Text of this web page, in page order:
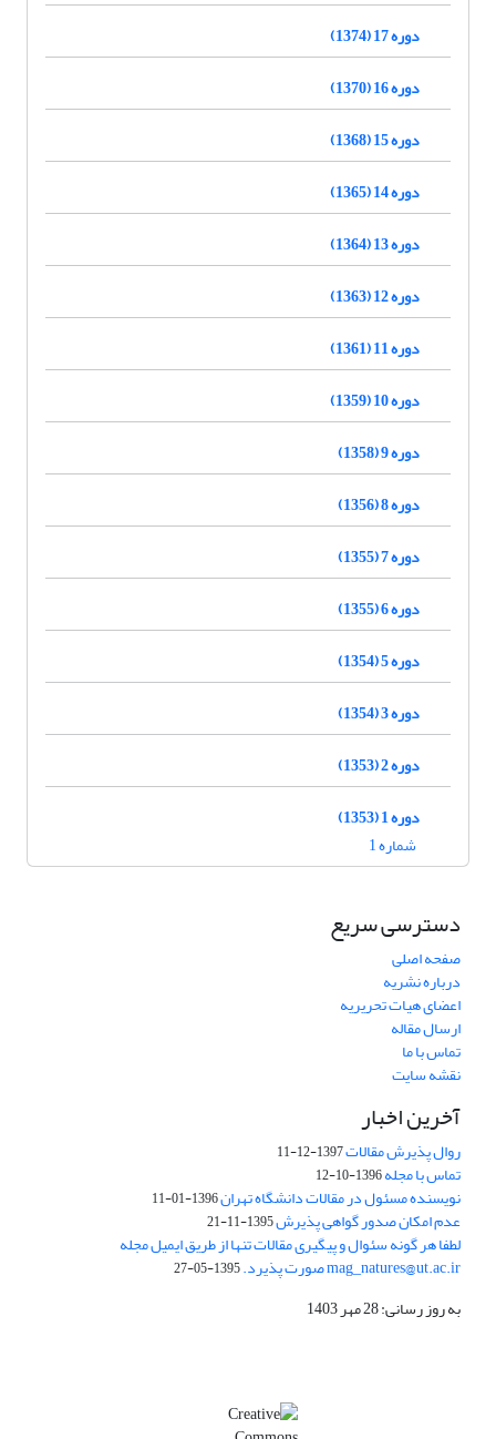
دوره 17 (1374)
دوره 16 (1370)
دوره 15 (1368)
دوره 14 (1365)
دوره 13 (1364)
دوره 12 (1363)
دوره 11 (1361)
دوره 10 (1359)
دوره 9 (1358)
دوره 8 (1356)
دوره 7 (1355)
دوره 6 (1355)
دوره 5 (1354)
دوره 3 (1354)
دوره 2 (1353)
دوره 1 (1353)
شماره 1
دسترسی سریع
صفحه اصلی
درباره نشریه
اعضای هیات تحریریه
ارسال مقاله
تماس با ما
نقشه سایت
آخرین اخبار
روال پذیرش مقالات1397-12-11
تماس با مجله1396-10-12
نویسنده مسئول در مقالات دانشگاه تهران1396-01-11
عدم امکان صدور گواهی پذیرش1395-11-21
لطفا هر گونه سئوال و پیگیری مقالات تنها از طریق ایمیل مجله
mag_natures@ut.ac.ir صورت پذیرد. 1395-05-27
به روز رسانی: 28 مهر 1403